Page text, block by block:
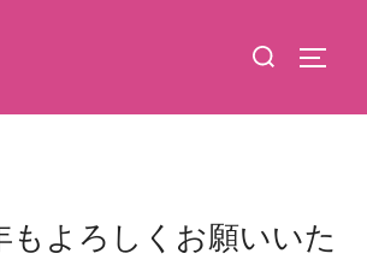
検
対
もよろしくお願いいた